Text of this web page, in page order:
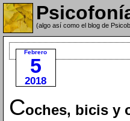
(algo así como el blog de
Febrero
5
2018
Coches, bicis y